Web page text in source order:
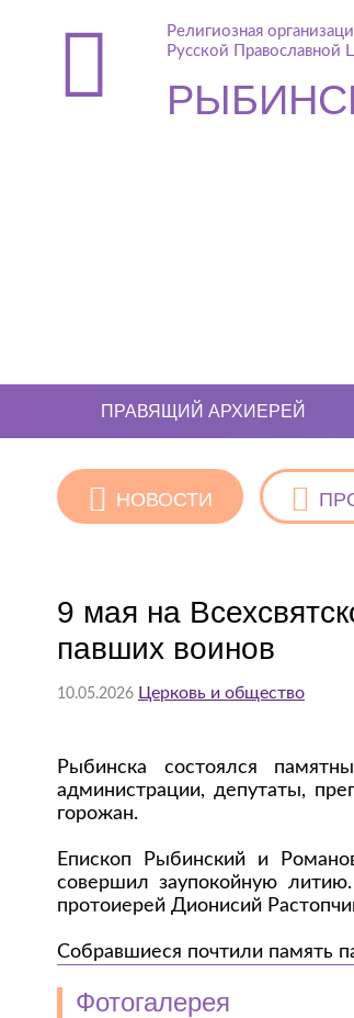
Религиозная
Русской Православной
ПРАВЯЩИЙ АРХИЕРЕЙ
НОВОСТИ
9 мая на
павших воинов
10.05.2026 Церковь и общество
Рыбинска состоялся
администрации, депутаты,
горожан.
Епископ Рыбинский и
совершил заупокойную
протоиерей Дионисий
Собравшиеся почтили память
Фотогалерея